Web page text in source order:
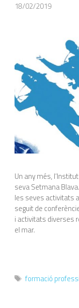
18/02/2019
Un any més,
seva Setmana
les seves activitats
seguit de
i activitats diverses
el mar.
Etiquetes
formació